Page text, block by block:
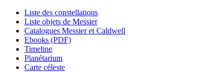
Liste des constellations
Liste objets de Messier
Catalogues Messier et Caldwell
Ebooks (PDF)
Timeline
Planétarium
Carte céleste